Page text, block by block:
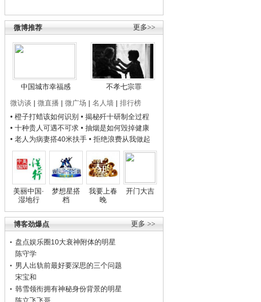
更多>>
微博推荐
中国城市幸福感
不孝七宗罪
微访谈 | 微直播 | 微广场 | 名人墙 | 排行榜
• 橙子打蜡该如何识别 • 揭秘歼十研制全过程
• 十种贵人可遇不可求 • 抽烟是如何毁掉健康
• 老人为病妻搭40米扶手 • 拒绝浪费从我做起
美丽中国·
湿地行
梦想星搭
档
我要上春
晚
开门大吉
更多 >>
博客劲爆点
盘点娱乐圈10大衰神附体的明星
陈守学
男人出轨前最好要深思的三个问题
宋宝和
韩雪领衔拥有神秘身份背景的明星